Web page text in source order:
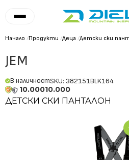
Начало /Продукти /Деца /Детски ски
JEM
В наличностSKU: 382151BLK164
10.00010.000
ДЕТСКИ СКИ ПАНТАЛОН